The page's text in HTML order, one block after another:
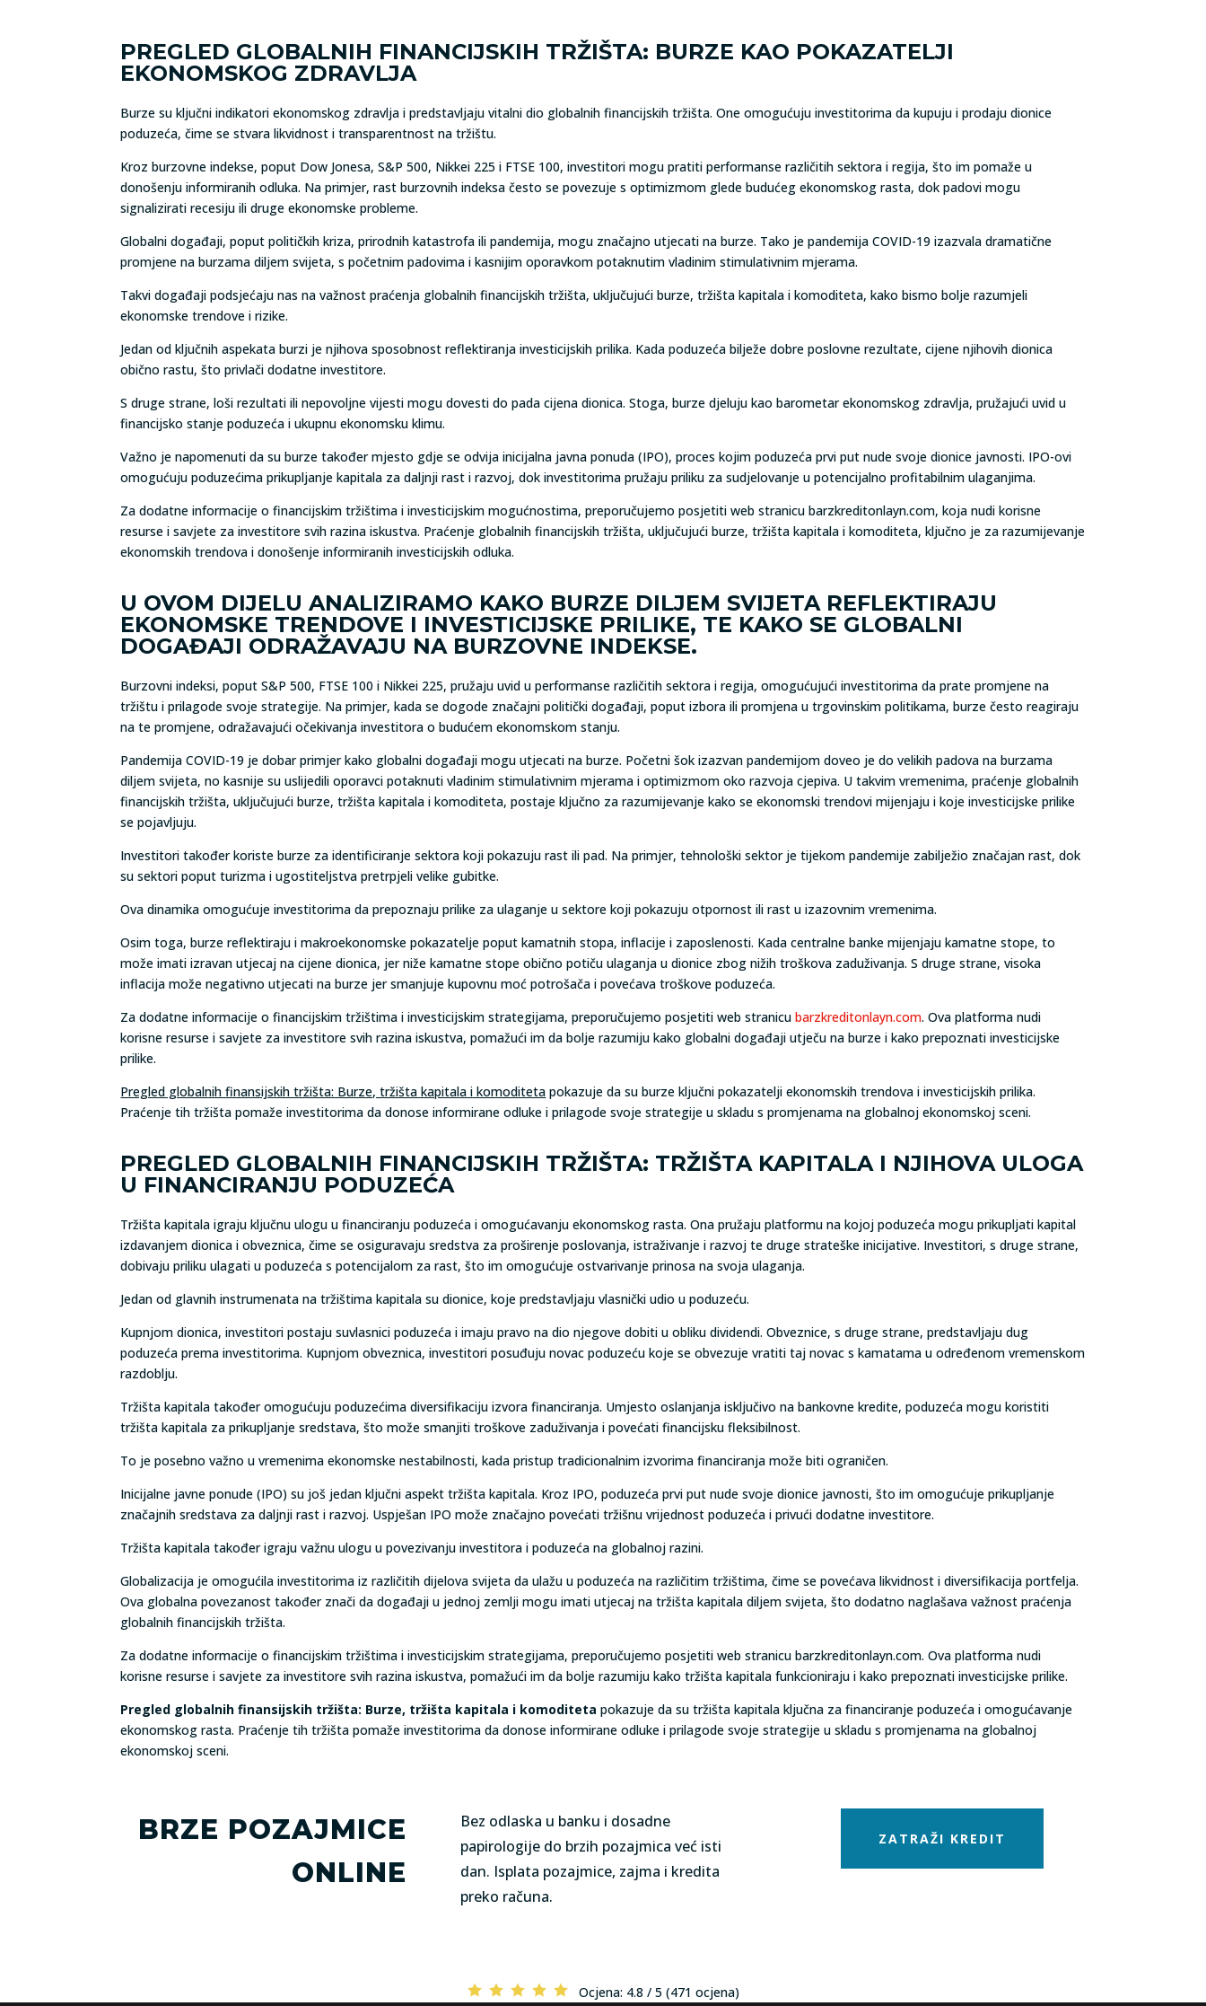
PREGLED GLOBALNIH FINANCIJSKIH TRŽIŠTA: BURZE KAO POKAZATELJI
EKONOMSKOG ZDRAVLJA
Burze su ključni indikatori ekonomskog zdravlja i predstavljaju vitalni dio globalnih financijskih tržišta. One omogućuju investitorima da kupuju i prodaju dionice
poduzeća, čime se stvara likvidnost i transparentnost na tržištu.
Kroz burzovne indekse, poput Dow Jonesa, S&P 500, Nikkei 225 i FTSE 100, investitori mogu pratiti performanse različitih sektora i regija, što im pomaže u
donošenju informiranih odluka. Na primjer, rast burzovnih indeksa često se povezuje s optimizmom glede budućeg ekonomskog rasta, dok padovi mogu
signalizirati recesiju ili druge ekonomske probleme.
Globalni događaji, poput političkih kriza, prirodnih katastrofa ili pandemija, mogu značajno utjecati na burze. Tako je pandemija COVID-19 izazvala dramatične
promjene na burzama diljem svijeta, s početnim padovima i kasnijim oporavkom potaknutim vladinim stimulativnim mjerama.
Takvi događaji podsjećaju nas na važnost praćenja globalnih financijskih tržišta, uključujući burze, tržišta kapitala i komoditeta, kako bismo bolje razumjeli
ekonomske trendove i rizike.
Jedan od ključnih aspekata burzi je njihova sposobnost reflektiranja investicijskih prilika. Kada poduzeća bilježe dobre poslovne rezultate, cijene njihovih dionica
obično rastu, što privlači dodatne investitore.
S druge strane, loši rezultati ili nepovoljne vijesti mogu dovesti do pada cijena dionica. Stoga, burze djeluju kao barometar ekonomskog zdravlja, pružajući uvid u
financijsko stanje poduzeća i ukupnu ekonomsku klimu.
Važno je napomenuti da su burze također mjesto gdje se odvija inicijalna javna ponuda (IPO), proces kojim poduzeća prvi put nude svoje dionice javnosti. IPO-ovi
omogućuju poduzećima prikupljanje kapitala za daljnji rast i razvoj, dok investitorima pružaju priliku za sudjelovanje u potencijalno profitabilnim ulaganjima.
Za dodatne informacije o financijskim tržištima i investicijskim mogućnostima, preporučujemo posjetiti web stranicu barzkreditonlayn.com, koja nudi korisne
resurse i savjete za investitore svih razina iskustva. Praćenje globalnih financijskih tržišta, uključujući burze, tržišta kapitala i komoditeta, ključno je za razumijevanje
ekonomskih trendova i donošenje informiranih investicijskih odluka.
U OVOM DIJELU ANALIZIRAMO KAKO BURZE DILJEM SVIJETA REFLEKTIRAJU
EKONOMSKE TRENDOVE I INVESTICIJSKE PRILIKE, TE KAKO SE GLOBALNI
DOGAĐAJI ODRAŽAVAJU NA BURZOVNE INDEKSE.
Burzovni indeksi, poput S&P 500, FTSE 100 i Nikkei 225, pružaju uvid u performanse različitih sektora i regija, omogućujući investitorima da prate promjene na
tržištu i prilagode svoje strategije. Na primjer, kada se dogode značajni politički događaji, poput izbora ili promjena u trgovinskim politikama, burze često reagiraju
na te promjene, odražavajući očekivanja investitora o budućem ekonomskom stanju.
Pandemija COVID-19 je dobar primjer kako globalni događaji mogu utjecati na burze. Početni šok izazvan pandemijom doveo je do velikih padova na burzama
diljem svijeta, no kasnije su uslijedili oporavci potaknuti vladinim stimulativnim mjerama i optimizmom oko razvoja cjepiva. U takvim vremenima, praćenje globalnih
financijskih tržišta, uključujući burze, tržišta kapitala i komoditeta, postaje ključno za razumijevanje kako se ekonomski trendovi mijenjaju i koje investicijske prilike
se pojavljuju.
Investitori također koriste burze za identificiranje sektora koji pokazuju rast ili pad. Na primjer, tehnološki sektor je tijekom pandemije zabilježio značajan rast, dok
su sektori poput turizma i ugostiteljstva pretrpjeli velike gubitke.
Ova dinamika omogućuje investitorima da prepoznaju prilike za ulaganje u sektore koji pokazuju otpornost ili rast u izazovnim vremenima.
Osim toga, burze reflektiraju i makroekonomske pokazatelje poput kamatnih stopa, inflacije i zaposlenosti. Kada centralne banke mijenjaju kamatne stope, to
može imati izravan utjecaj na cijene dionica, jer niže kamatne stope obično potiču ulaganja u dionice zbog nižih troškova zaduživanja. S druge strane, visoka
inflacija može negativno utjecati na burze jer smanjuje kupovnu moć potrošača i povećava troškove poduzeća.
Za dodatne informacije o financijskim tržištima i investicijskim strategijama, preporučujemo posjetiti web stranicubarzkreditonlayn.com. Ova platforma nudi
korisne resurse i savjete za investitore svih razina iskustva, pomažući im da bolje razumiju kako globalni događaji utječu na burze i kako prepoznati investicijske
prilike.
Pregled globalnih finansijskih tržišta: Burze, tržišta kapitala i komoditeta pokazuje da su burze ključni pokazatelji ekonomskih trendova i investicijskih prilika.
Praćenje tih tržišta pomaže investitorima da donose informirane odluke i prilagode svoje strategije u skladu s promjenama na globalnoj ekonomskoj sceni.
PREGLED GLOBALNIH FINANCIJSKIH TRŽIŠTA: TRŽIŠTA KAPITALA I NJIHOVA ULOGA
U FINANCIRANJU PODUZEĆA
Tržišta kapitala igraju ključnu ulogu u financiranju poduzeća i omogućavanju ekonomskog rasta. Ona pružaju platformu na kojoj poduzeća mogu prikupljati kapital
izdavanjem dionica i obveznica, čime se osiguravaju sredstva za proširenje poslovanja, istraživanje i razvoj te druge strateške inicijative. Investitori, s druge strane,
dobivaju priliku ulagati u poduzeća s potencijalom za rast, što im omogućuje ostvarivanje prinosa na svoja ulaganja.
Jedan od glavnih instrumenata na tržištima kapitala su dionice, koje predstavljaju vlasnički udio u poduzeću.
Kupnjom dionica, investitori postaju suvlasnici poduzeća i imaju pravo na dio njegove dobiti u obliku dividendi. Obveznice, s druge strane, predstavljaju dug
poduzeća prema investitorima. Kupnjom obveznica, investitori posuđuju novac poduzeću koje se obvezuje vratiti taj novac s kamatama u određenom vremenskom
razdoblju.
Tržišta kapitala također omogućuju poduzećima diversifikaciju izvora financiranja. Umjesto oslanjanja isključivo na bankovne kredite, poduzeća mogu koristiti
tržišta kapitala za prikupljanje sredstava, što može smanjiti troškove zaduživanja i povećati financijsku fleksibilnost.
To je posebno važno u vremenima ekonomske nestabilnosti, kada pristup tradicionalnim izvorima financiranja može biti ograničen.
Inicijalne javne ponude (IPO) su još jedan ključni aspekt tržišta kapitala. Kroz IPO, poduzeća prvi put nude svoje dionice javnosti, što im omogućuje prikupljanje
značajnih sredstava za daljnji rast i razvoj. Uspješan IPO može značajno povećati tržišnu vrijednost poduzeća i privući dodatne investitore.
Tržišta kapitala također igraju važnu ulogu u povezivanju investitora i poduzeća na globalnoj razini.
Globalizacija je omogućila investitorima iz različitih dijelova svijeta da ulažu u poduzeća na različitim tržištima, čime se povećava likvidnost i diversifikacija portfelja.
Ova globalna povezanost također znači da događaji u jednoj zemlji mogu imati utjecaj na tržišta kapitala diljem svijeta, što dodatno naglašava važnost praćenja
globalnih financijskih tržišta.
Za dodatne informacije o financijskim tržištima i investicijskim strategijama, preporučujemo posjetiti web stranicu barzkreditonlayn.com. Ova platforma nudi
korisne resurse i savjete za investitore svih razina iskustva, pomažući im da bolje razumiju kako tržišta kapitala funkcioniraju i kako prepoznati investicijske prilike.
Pregled globalnih finansijskih tržišta: Burze, tržišta kapitala i komoditeta pokazuje da su tržišta kapitala ključna za financiranje poduzeća i omogućavanje
ekonomskog rasta. Praćenje tih tržišta pomaže investitorima da donose informirane odluke i prilagode svoje strategije u skladu s promjenama na globalnoj
ekonomskoj sceni.
BRZE POZAJMICE
ONLINE
Bez odlaska u banku i dosadne
papirologije do brzih pozajmica već isti
dan. Isplata pozajmice, zajma i kredita
preko računa.
ZATRAŽI KREDIT
Ocjena: 4.8 / 5 (471 ocjena)